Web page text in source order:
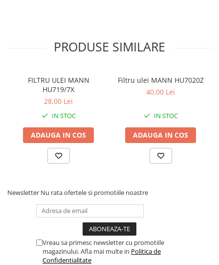
PRODUSE SIMILARE
FILTRU ULEI MANN
HU719/7X
28,00 Lei
IN STOC
ADAUGA IN COS
Filtru ulei MANN HU7020Z
40,00 Lei
IN STOC
ADAUGA IN COS
Newsletter Nu rata ofertele si promotiile noastre
Vreau sa primesc newsletter cu promotiile
magazinului. Afla mai multe in Politica de
Confidentialitate